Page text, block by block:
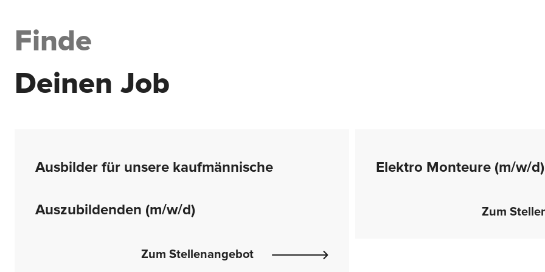
Finde
Deinen Job
Ausbilder für unsere kaufmännische
Auszubildenden (m/w/d)
Zum Stellenangebot
Elektro Monteure (m/w/d)
Zum